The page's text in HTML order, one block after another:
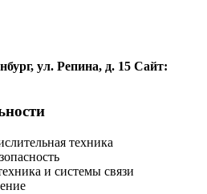
ул. Репина, д. 15 Сайт:
техника
и системы связи